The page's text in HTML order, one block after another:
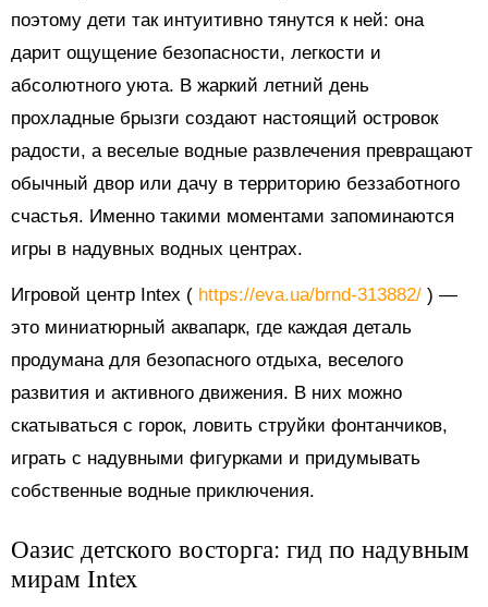
поэтому дети так интуитивно тянутся к ней: она
дарит ощущение безопасности, легкости и
абсолютного уюта. В жаркий летний день
прохладные брызги создают настоящий островок
радости, а веселые водные развлечения превращают
обычный двор или дачу в территорию беззаботного
счастья. Именно такими моментами запоминаются
игры в надувных водных центрах.
Игровой центр Intex ( https://eva.ua/brnd-313882/ ) —
это миниатюрный аквапарк, где каждая деталь
продумана для безопасного отдыха, веселого
развития и активного движения. В них можно
скатываться с горок, ловить струйки фонтанчиков,
играть с надувными фигурками и придумывать
собственные водные приключения.
Оазис детского восторга: гид по надувным
мирам Intex